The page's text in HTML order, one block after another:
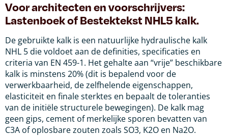
Voor architecten en voorschrijvers:
Lastenboek of Bestektekst NHL5 kalk.
De gebruikte kalk is een natuurlijke hydraulische kalk
NHL 5 die voldoet aan de definities, specificaties en
criteria van EN 459-1. Het gehalte aan “vrije” beschikbare
kalk is minstens 20% (dit is bepalend voor de
verwerkbaarheid, de zelfhelende eigenschappen,
elasticiteit en finale sterktes en bepaalt de toleranties
van de initiële structurele bewegingen). De kalk mag
geen gips, cement of merkelijke sporen bevatten van
C3A of oplosbare zouten zoals SO3, K2O en Na2O.